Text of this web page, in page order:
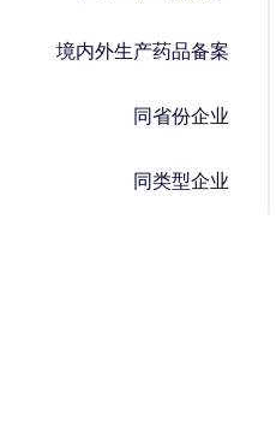
境内外生产药品备案
同省份企业
同类型企业